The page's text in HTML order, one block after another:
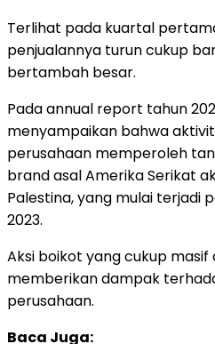
Terlihat pada kuartal
penjualannya turun cukup
bertambah besar.
Pada annual report tahun
menyampaikan bahwa
perusahaan memperoleh
brand asal Amerika Serikat
Palestina, yang mulai terjadi
2023.
Aksi boikot yang cukup
memberikan dampak
perusahaan.
Baca Juga: